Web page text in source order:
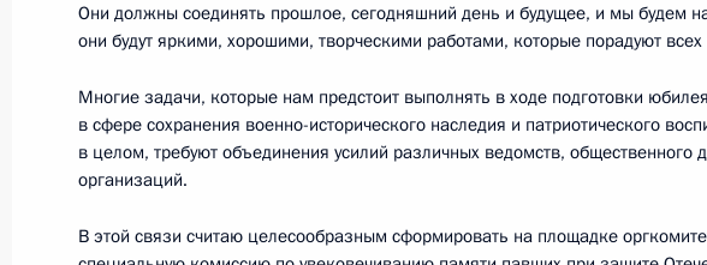
Поздравление Эцио Гамбе, главному тренеру
по дзюдо
2 декабря 2018 года, 12:00
Заседание Комиссии по делам инвалидов
Они должны соединять прошлое, сегодняшний день и будущее, и мы будем
они будут яркими, хорошими, творческими работами, которые порадуют всех
Многие задачи, которые нам предстоит выполнять в ходе подготовки
в сфере сохранения военно-исторического наследия и патриотического
в целом, требуют объединения усилий различных ведомств, общественного
организаций.
В этой связи считаю целесообразным сформировать на площадке